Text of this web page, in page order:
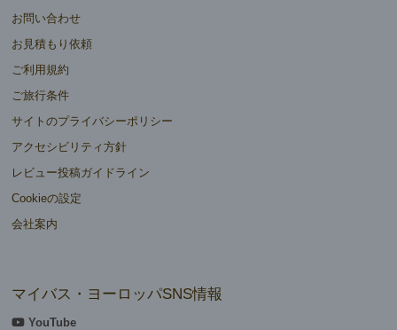
お問い合わせ
お見積もり依頼
ご利用規約
ご旅行条件
サイトのプライバシーポリシー
アクセシビリティ方針
レビュー投稿ガイドライン
Cookieの設定
会社案内
マイバス・ヨーロッパSNS情報
YouTube